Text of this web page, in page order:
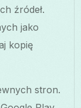
źródeł.
jako
kopię
stron.